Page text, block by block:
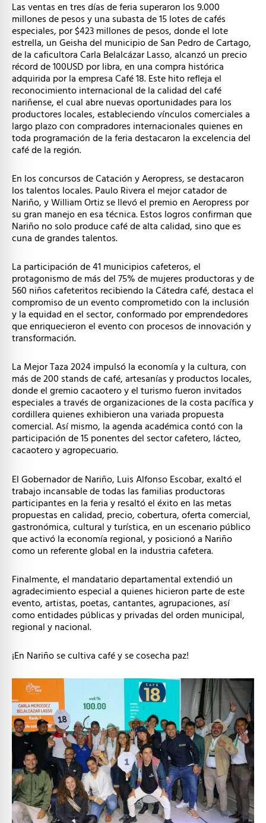
Las ventas en tres días de feria superaron los 9.000
millones de pesos y una subasta de 15 lotes de cafés
especiales, por $423 millones de pesos, donde el lote
estrella, un Geisha del municipio de San Pedro de Cartago,
de la caficultora Carla Belalcázar Lasso, alcanzó un precio
récord de 100USD por libra, en una compra histórica
adquirida por la empresa Café 18. Este hito refleja el
reconocimiento internacional de la calidad del café
nariñense, el cual abre nuevas oportunidades para los
productores locales, estableciendo vínculos comerciales a
largo plazo con compradores internacionales quienes en
toda programación de la feria destacaron la excelencia del
café de la región.
En los concursos de Catación y Aeropress, se destacaron
los talentos locales. Paulo Rivera el mejor catador de
Nariño, y William Ortiz se llevó el premio en Aeropress por
su gran manejo en esa técnica. Estos logros confirman que
Nariño no solo produce café de alta calidad, sino que es
cuna de grandes talentos.
La participación de 41 municipios cafeteros, el
protagonismo de más del 75% de mujeres productoras y de
560 niños cafeteritos recibiendo la Cátedra café, destaca el
compromiso de un evento comprometido con la inclusión
y la equidad en el sector, conformado por emprendedores
que enriquecieron el evento con procesos de innovación y
transformación.
La Mejor Taza 2024 impulsó la economía y la cultura, con
más de 200 stands de café, artesanías y productos locales,
donde el gremio cacaotero y el turismo fueron invitados
especiales a través de organizaciones de la costa pacífica y
cordillera quienes exhibieron una variada propuesta
comercial. Así mismo, la agenda académica contó con la
participación de 15 ponentes del sector cafetero, lácteo,
cacaotero y agropecuario.
El Gobernador de Nariño, Luis Alfonso Escobar, exaltó el
trabajo incansable de todas las familias productoras
participantes en la feria y resaltó el éxito en las metas
propuestas en calidad, precio, cobertura, oferta comercial,
gastronómica, cultural y turística, en un escenario público
que activó la economía regional, y posicionó a Nariño
como un referente global en la industria cafetera.
Finalmente, el mandatario departamental extendió un
agradecimiento especial a quienes hicieron parte de este
evento, artistas, poetas, cantantes, agrupaciones, así
como entidades públicas y privadas del orden municipal,
regional y nacional.
¡En Nariño se cultiva café y se cosecha paz!